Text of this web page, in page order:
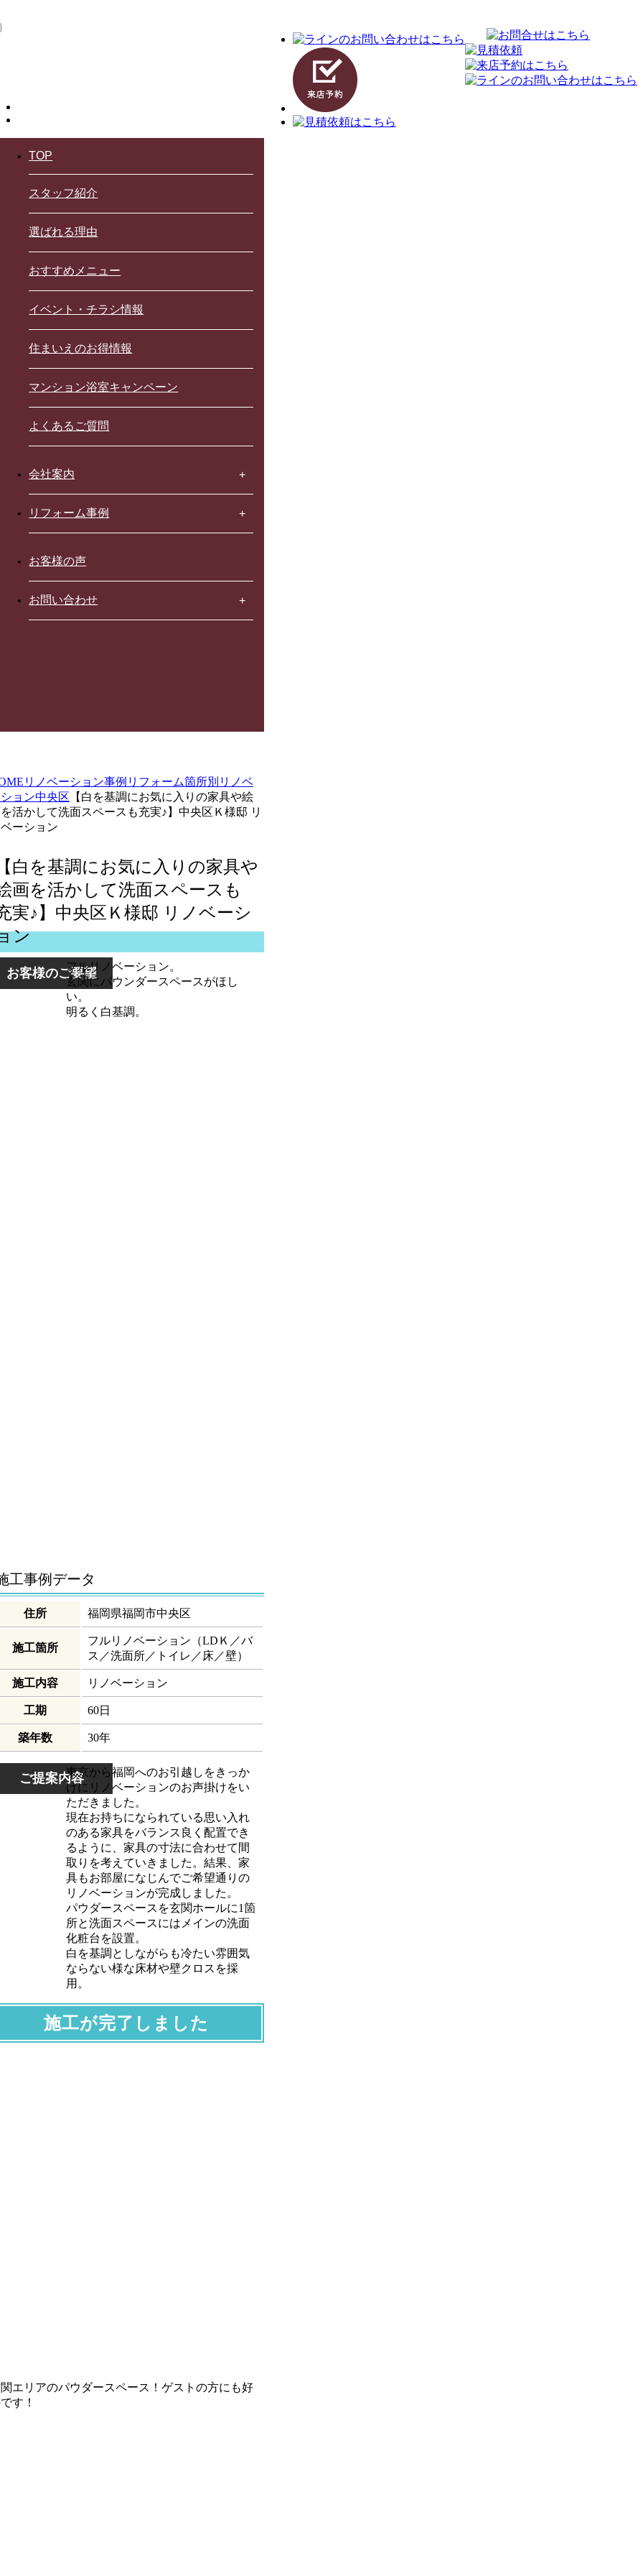
TOP
スタッフ紹介
選ばれる理由
おすすめメニュー
イベント・チラシ情報
住まいえのお得情報
マンション浴室キャンペーン
よくあるご質問
会社案内
リフォーム事例
お客様の声
お問い合わせ
リノベーション事例 リフォーム箇所別 リノベ
ョン中央区 【白を基調にお気に入りの家具や絵
活かして洗面スペースも充実♪】中央区Ｋ様邸 リ
ーション
白を基調にお気に入りの家具や
画を活かして洗面スペースも
実♪】中央区Ｋ様邸 リノベーシ
ン
お客様のご要望フルリノベーション。
玄関にパウンダースペースがほし
い。
明るく白基調。
工事例データ
住所 福岡県福岡市中央区
施工箇所
フルリノベーション（LDＫ／バ
ス／洗面所／トイレ／床／壁）
施工内容 リノベーション
工期 60日
築年数 30年
ご提案内容東京から福岡へのお引越しをきっか
けにリノベーションのお声掛けをい
ただきました。
現在お持ちになられている思い入れ
のある家具をバランス良く配置でき
るように、家具の寸法に合わせて間
取りを考えていきました。結果、家
具もお部屋になじんでご希望通りの
リノベーションが完成しました。
パウダースペースを玄関ホールに1箇
所と洗面スペースにはメインの洗面
化粧台を設置。
白を基調としながらも冷たい雰囲気
ならない様な床材や壁クロスを採
用。
施工が完了しました
エリアのパウダースペース！ゲストの方にも好
す！